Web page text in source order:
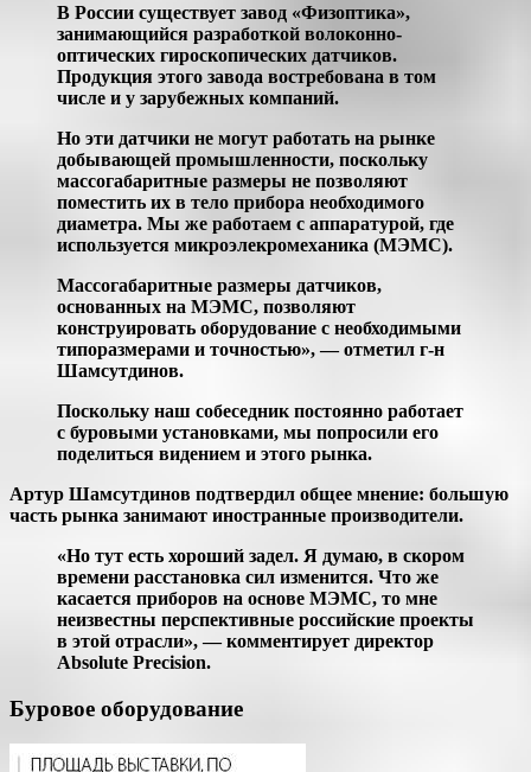
В России существует завод «Физоптика»,
занимающийся разработкой волоконно-
оптических гироскопических датчиков.
Продукция этого завода востребована в том
числе и у зарубежных компаний.
Но эти датчики не могут работать на рынке
добывающей промышленности, поскольку
массогабаритные размеры не позволяют
поместить их в тело прибора необходимого
диаметра. Мы же работаем с аппаратурой, где
используется микроэлекромеханика (МЭМС).
Массогабаритные размеры датчиков,
основанных на МЭМС, позволяют
конструировать оборудование с необходимыми
типоразмерами и точностью», — отметил г-н
Шамсутдинов.
Поскольку наш собеседник постоянно работает
с буровыми установками, мы попросили его
поделиться видением и этого рынка.
Артур Шамсутдинов подтвердил общее мнение: большую
часть рынка занимают иностранные производители.
«Но тут есть хороший задел. Я думаю, в скором
времени расстановка сил изменится. Что же
касается приборов на основе МЭМС, то мне
неизвестны перспективные российские проекты
в этой отрасли», — комментирует директор
Absolute Precision.
Буровое оборудование